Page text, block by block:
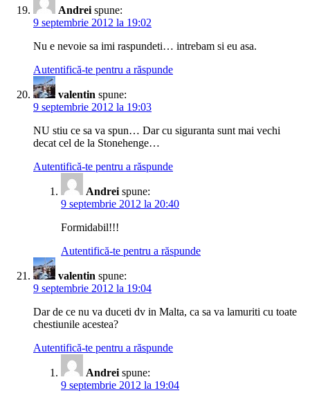
Andrei spune:
9 septembrie 2012 la 19:02
Nu e nevoie sa imi raspundeti… intrebam si eu asa.
Autentifică-te pentru a răspunde
valentin spune:
9 septembrie 2012 la 19:03
NU stiu ce sa va spun… Dar cu siguranta sunt mai vechi
decat cel de la Stonehenge…
Autentifică-te pentru a răspunde
Andrei spune:
9 septembrie 2012 la 20:40
Formidabil!!!
Autentifică-te pentru a răspunde
valentin spune:
9 septembrie 2012 la 19:04
Dar de ce nu va duceti dv in Malta, ca sa va lamuriti cu toate
chestiunile acestea?
Autentifică-te pentru a răspunde
Andrei spune:
9 septembrie 2012 la 19:04